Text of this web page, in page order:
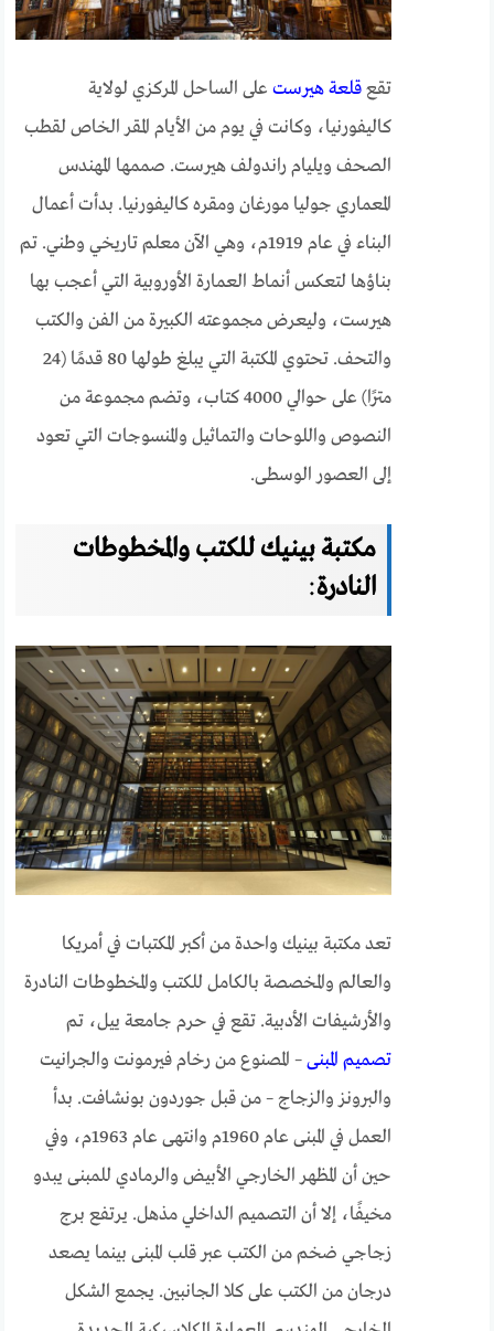
تقعقلعة هيرست على الساحل المركزي لولاية
كاليفورنيا، وكانت في يوم من الأيام المقر الخاص لقطب
الصحف ويليام راندولف هيرست. صممها المهندس
المعماري جوليا مورغان ومقره كاليفورنيا. بدأت أعمال
البناء في عام 1919م، وهي الآن معلم تاريخي وطني. تم
بناؤها لتعكس أنماط العمارة الأوروبية التي أعجب بها
هيرست، وليعرض مجموعته الكبيرة من الفن والكتب
والتحف. تحتوي المكتبة التي يبلغ طولها 80 قدمًا (24
مترًا) على حوالي 4000 كتاب، وتضم مجموعة من
النصوص واللوحات والتماثيل والمنسوجات التي تعود
إلى العصور الوسطى.
مكتبة بينيك للكتب والمخطوطات
النادرة:
تعد مكتبة بينيك واحدة من أكبر المكتبات في أمريكا
والعالم والمخصصة بالكامل للكتب والمخطوطات النادرة
والأرشيفات الأدبية. تقع في حرم جامعة ييل، تم
تصميم المبنى– المصنوع من رخام فيرمونت والجرانيت
والبرونز والزجاج – من قبل جوردون بونشافت. بدأ
العمل في المبنى عام 1960م وانتهى عام 1963م، وفي
حين أن المظهر الخارجي الأبيض والرمادي للمبنى يبدو
مخيفًا، إلا أن التصميم الداخلي مذهل. يرتفع برج
زجاجي ضخم من الكتب عبر قلب المبنى بينما يصعد
درجان من الكتب على كلا الجانبين. يجمع الشكل